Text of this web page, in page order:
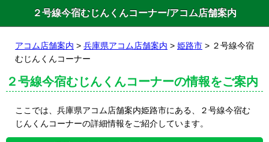
２号線今宿むじんくんコーナー/アコム店舗案内
アコム店舗案内 > 兵庫県アコム店舗案内 > 姫路市 > ２号線今宿
むじんくんコーナー
２号線今宿むじんくんコーナーの情報をご案内
ここでは、兵庫県アコム店舗案内姫路市にある、２号線今宿む
じんくんコーナーの詳細情報をご紹介しています。